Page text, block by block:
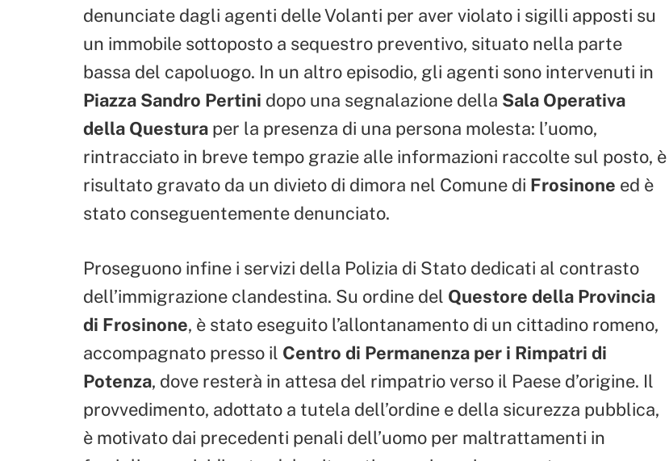
denunciate dagli agenti delle Volanti per aver violato i sigilli apposti su
un immobile sottoposto a sequestro preventivo, situato nella parte
bassa del capoluogo. In un altro episodio, gli agenti sono intervenuti in
Piazza Sandro Pertini dopo una segnalazione della Sala Operativa
della Questura per la presenza di una persona molesta: l’uomo,
rintracciato in breve tempo grazie alle informazioni raccolte sul posto, è
risultato gravato da un divieto di dimora nel Comune di Frosinone ed è
stato conseguentemente denunciato.
Proseguono infine i servizi della Polizia di Stato dedicati al contrasto
dell’immigrazione clandestina. Su ordine del Questore della Provincia
di Frosinone, è stato eseguito l’allontanamento di un cittadino romeno,
accompagnato presso il Centro di Permanenza per i Rimpatri di
Potenza, dove resterà in attesa del rimpatrio verso il Paese d’origine. Il
provvedimento, adottato a tutela dell’ordine e della sicurezza pubblica,
è motivato dai precedenti penali dell’uomo per maltrattamenti in